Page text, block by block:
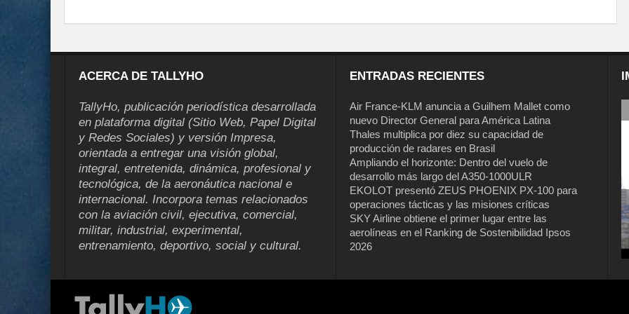
ACERCA DE TALLYHO
TallyHo, publicación periodística desarrollada
en plataforma digital (Sitio Web, Papel Digital
y Redes Sociales) y versión Impresa,
orientada a entregar una visión global,
integral, entretenida, dinámica, profesional y
tecnológica, de la aeronáutica nacional e
internacional. Incorpora temas relacionados
con la aviación civil, ejecutiva, comercial,
militar, industrial, experimental,
entrenamiento, deportivo, social y cultural.
ENTRADAS RECIENTES
Air France-KLM anuncia a Guilhem Mallet como
nuevo Director General para América Latina
Thales multiplica por diez su capacidad de
producción de radares en Brasil
Ampliando el horizonte: Dentro del vuelo de
desarrollo más largo del A350-1000ULR
EKOLOT presentó ZEUS PHOENIX PX-100 para
operaciones tácticas y las misiones críticas
SKY Airline obtiene el primer lugar entre las
aerolíneas en el Ranking de Sostenibilidad Ipsos
2026
Air France-KLM anuncia a Guilhem
Mallet como nuevo Director General
para América Latina